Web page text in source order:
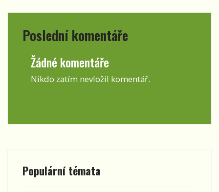
Poslední komentáře
Žádné komentáře
Nikdo zatím nevložil komentář.
Populární témata